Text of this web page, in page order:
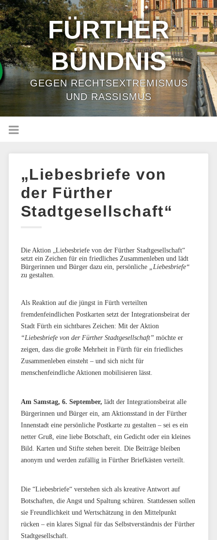
FÜRTHER
BÜNDNIS
GEGEN RECHTSEXTREMISMUS
UND RASSISMUS
„Liebesbriefe von
der Fürther
Stadtgesellschaft“
Die Aktion „Liebesbriefe von der Fürther Stadtgesellschaft“
setzt ein Zeichen für ein friedliches Zusammenleben und lädt
Bürgerinnen und Bürger dazu ein, persönliche
„Liebesbriefe“
zu gestalten.
Als Reaktion auf die jüngst in Fürth verteilten
fremdenfeindlichen Postkarten setzt der Integrationsbeirat der
Stadt Fürth ein sichtbares Zeichen: Mit der Aktion
“Liebesbriefe von der Fürther Stadtgesellschaft” möchte er
zeigen, dass die große Mehrheit in Fürth für ein friedliches
Zusammenleben einsteht – und sich nicht für
menschenfeindliche Aktionen mobilisieren lässt.
Am Samstag, 6. September, lädt der Integrationsbeirat alle
Bürgerinnen und Bürger ein, am Aktionsstand in der Fürther
Innenstadt eine persönliche Postkarte zu gestalten – sei es ein
netter Gruß, eine liebe Botschaft, ein Gedicht oder ein kleines
Bild. Karten und Stifte stehen bereit. Die Beiträge bleiben
anonym und werden zufällig in Fürther Briefkästen verteilt.
Die “Liebesbriefe“ verstehen sich als kreative Antwort auf
Botschaften, die Angst und Spaltung schüren. Stattdessen sollen
sie Freundlichkeit und Wertschätzung in den Mittelpunkt
rücken – ein klares Signal für das Selbstverständnis der Fürther
Stadtgesellschaft.